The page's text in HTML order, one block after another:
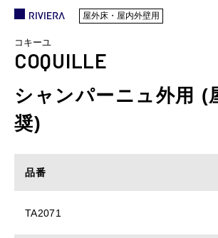
屋外床・屋内外壁用
コキーユ
COQUILLE
シャンパーニュ外用 (
奨)
品番
TA2071